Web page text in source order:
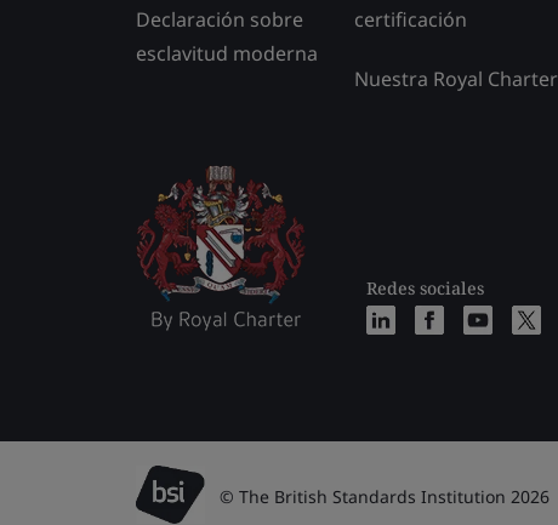
Declaración sobre
esclavitud moderna
certificación
Nuestra Royal Charter
Redes sociales
© The British Standards Institution 2026